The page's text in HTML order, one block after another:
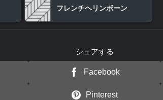
フレンチヘリンボーン
シェアする
Facebook
Pinterest